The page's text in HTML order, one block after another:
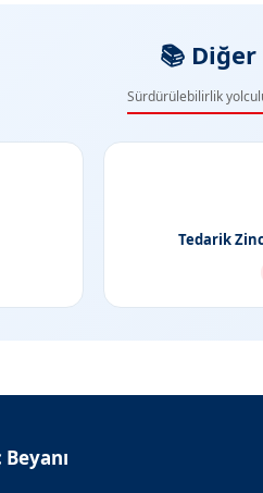
📚
Sürdürülebilirlik
Tedarik